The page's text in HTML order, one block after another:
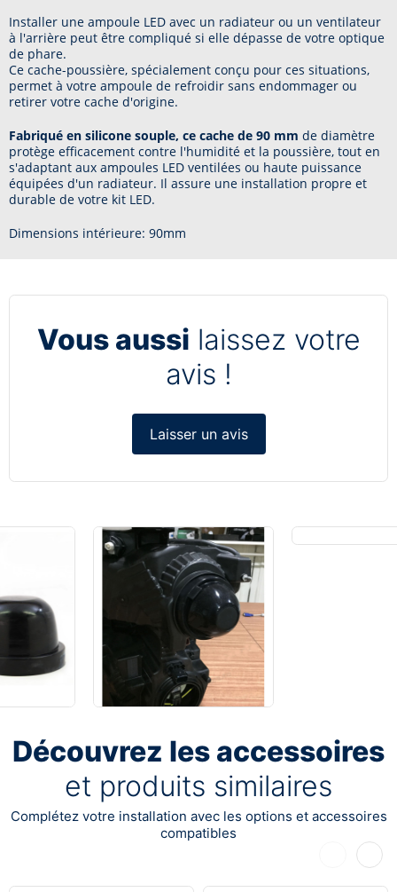
Installer une ampoule LED avec un radiateur ou un ventilateur
à l'arrière peut être compliqué si elle dépasse de votre optique
de phare.
Ce cache-poussière, spécialement conçu pour ces situations,
permet à votre ampoule de refroidir sans endommager ou
retirer votre cache d'origine.
Fabriqué en silicone souple, ce cache de 90 mm de diamètre
protège efficacement contre l'humidité et la poussière, tout en
s'adaptant aux ampoules LED ventilées ou haute puissance
équipées d'un radiateur. Il assure une installation propre et
durable de votre kit LED.
Dimensions intérieure: 90mm
Vous aussi laissez votre
avis !
Laisser un avis
Découvrez les accessoires
et produits similaires
Complétez votre installation avec les options et accessoires
compatibles
Précédent